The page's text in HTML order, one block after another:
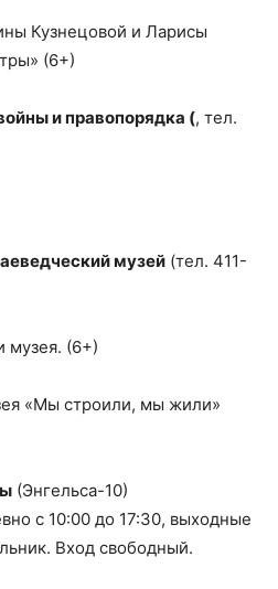
Кузнецовой и Ларисы
(6+)
и правопорядка (, тел.
музей (тел. 411-
музея. (6+)
«Мы строили, мы жили»
(Энгельса-10)
с 10:00 до 17:30, выходные
Вход свободный.